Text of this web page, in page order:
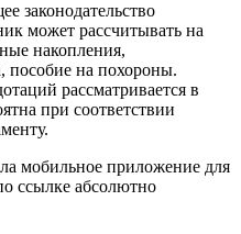
законодательство
может рассчитывать на
накопления,
пособие на похороны.
рассматривается в
при соответствии
мобильное приложение для
ссылке абсолютно